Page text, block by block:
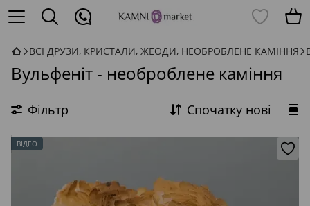
ВСІ ДРУЗИ, КРИСТАЛИ, ЖЕОДИ, НЕОБРОБЛЕНЕ КАМІННЯ
Вульфеніт - необроблене каміння
Фільтр Спочатку нові
ВІДЕО